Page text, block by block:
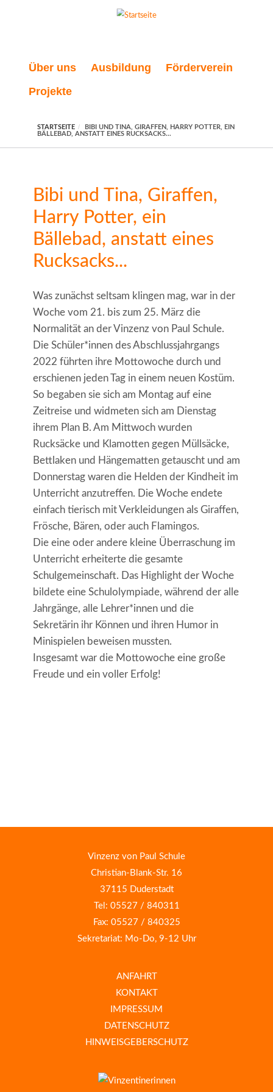
Über uns Ausbildung
Förderverein
Projekte
STARTSEITE
BIBI UND TINA, GIRAFFEN, HARRY POTTER, EIN
BÄLLEBAD, ANSTATT EINES RUCKSACKS...
Bibi und Tina, Giraffen,
Harry Potter, ein
Bällebad, anstatt eines
Rucksacks...
Was zunächst seltsam klingen mag, war in der
Woche vom 21. bis zum 25. März die
Normalität an der Vinzenz von Paul Schule.
Die Schüler*innen des Abschlussjahrgangs
2022 führten ihre Mottowoche durch und
erschienen jeden Tag in einem neuen Kostüm.
So begaben sie sich am Montag auf eine
Zeitreise und widmeten sich am Dienstag
ihrem Plan B. Am Mittwoch wurden
Rucksäcke und Klamotten gegen Müllsäcke,
Bettlaken und Hängematten getauscht und am
Donnerstag waren die Helden der Kindheit im
Unterricht anzutreffen. Die Woche endete
einfach tierisch mit Verkleidungen als Giraffen,
Frösche, Bären, oder auch Flamingos.
Die eine oder andere kleine Überraschung im
Unterricht erheiterte die gesamte
Schulgemeinschaft. Das Highlight der Woche
bildete eine Schulolympiade, während der alle
Jahrgänge, alle Lehrer*innen und die
Sekretärin ihr Können und ihren Humor in
Minispielen beweisen mussten.
Insgesamt war die Mottowoche eine große
Freude und ein voller Erfolg!
Vinzenz von Paul Schule
Christian-Blank-Str. 16
37115 Duderstadt
Tel: 05527 / 840311
Fax: 05527 / 840325
Sekretariat: Mo-Do, 9-12 Uhr
ANFAHRT
KONTAKT
IMPRESSUM
DATENSCHUTZ
HINWEISGEBERSCHUTZ